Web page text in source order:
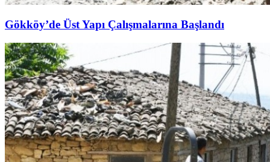
Gökköy’de Üst Yapı Çalışmalarına Başlandı